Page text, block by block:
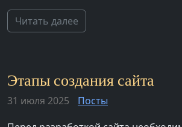
Читать далее
Этапы создания сайта
31 июля 2025
Посты